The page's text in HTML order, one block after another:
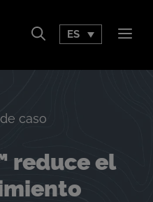
ES
caso
reduce el